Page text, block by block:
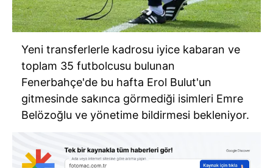
Yeni transferlerle kadrosu iyice kabaran ve
toplam 35 futbolcusu bulunan
Fenerbahçe'de bu hafta Erol Bulut'un
gitmesinde sakınca görmediği isimleri Emre
Belözoğlu ve yönetime bildirmesi bekleniyor.